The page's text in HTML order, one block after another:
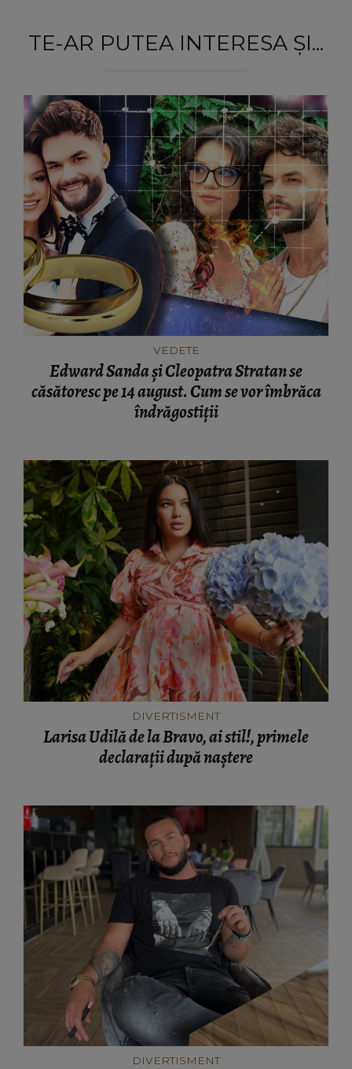
TE-AR PUTEA INTERESA ȘI...
VEDETE
Edward Sanda și Cleopatra Stratan se
căsătoresc pe 14 august. Cum se vor îmbrăca
îndrăgostiţii
DIVERTISMENT
Larisa Udilă de la Bravo, ai stil!, primele
declarații după naștere
DIVERTISMENT